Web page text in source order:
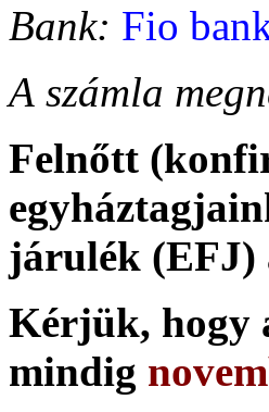
Bank: Fio
A számla
Felnőtt
járulék (EFJ)
Kérjük, hogy
mindig